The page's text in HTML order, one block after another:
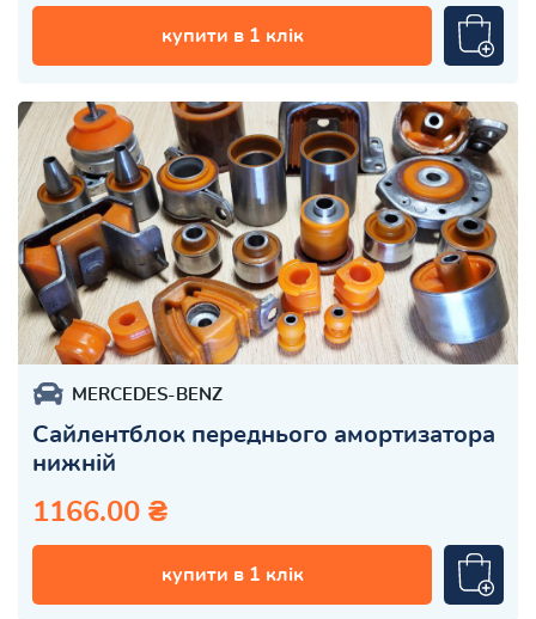
купити в 1 клік
MERCEDES-BENZ
Сайлентблок переднього амортизатора
нижній
1166.00 ₴
купити в 1 клік